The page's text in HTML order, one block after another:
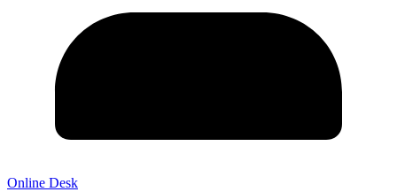
Online Desk